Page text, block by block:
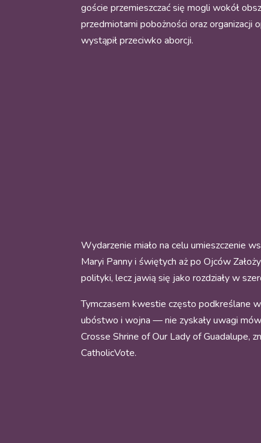
goście przemieszczać się mogli wokół
przedmiotami pobożności oraz organizacji
wystąpił przeciwko aborcji.
Wydarzenie miało na celu umieszczenie
Maryi Panny i świętych aż po Ojców
polityki, lecz jawią się jako rozdziały w
Tymczasem kwestie często podkreślane
ubóstwo i wojna — nie zyskały uwagi
Crosse Shrine of Our Lady of Guadalupe,
CatholicVote.